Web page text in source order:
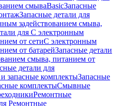
смываBasicЗапасные
Запасные детали для
задействованием смыва,
для С электронным
от сетиС электронным
от батарейЗапасные детали
смыва, питанием от
детали для
запасные комплектыЗапасные
комплектыСмывные
Ремонтные
Ремонтные